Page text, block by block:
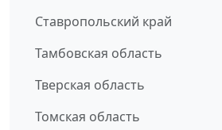
Ставропольский край
Тамбовская область
Тверская область
Томская область